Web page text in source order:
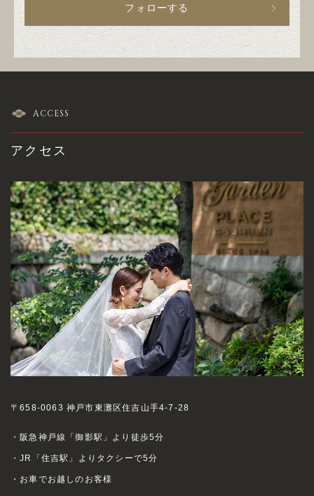
フォローする
ACCESS
アクセス
〒658-0063 神戸市東灘区住吉山手4-7-28
・阪急神戸線「御影駅」より徒歩5分
・JR「住吉駅」よりタクシーで5分
・お車でお越しのお客様